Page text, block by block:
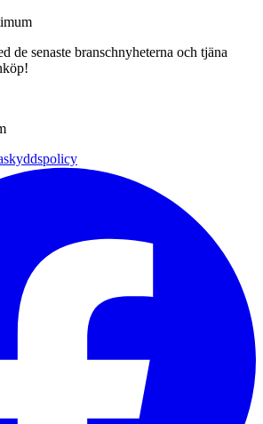
de senaste branschnyheterna och tjäna